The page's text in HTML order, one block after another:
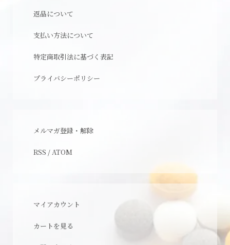
返品について
支払い方法について
特定商取引法に基づく表記
プライバシーポリシー
メルマガ登録・解除
RSS /ATOM
マイアカウント
カートを見る